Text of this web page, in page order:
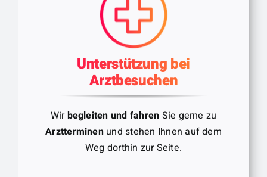
Unterstützung bei
Arztbesuchen
Wirbegleiten und fahren Sie gerne zu
Arztterminen und stehen Ihnen auf dem
Weg dorthin zur Seite.